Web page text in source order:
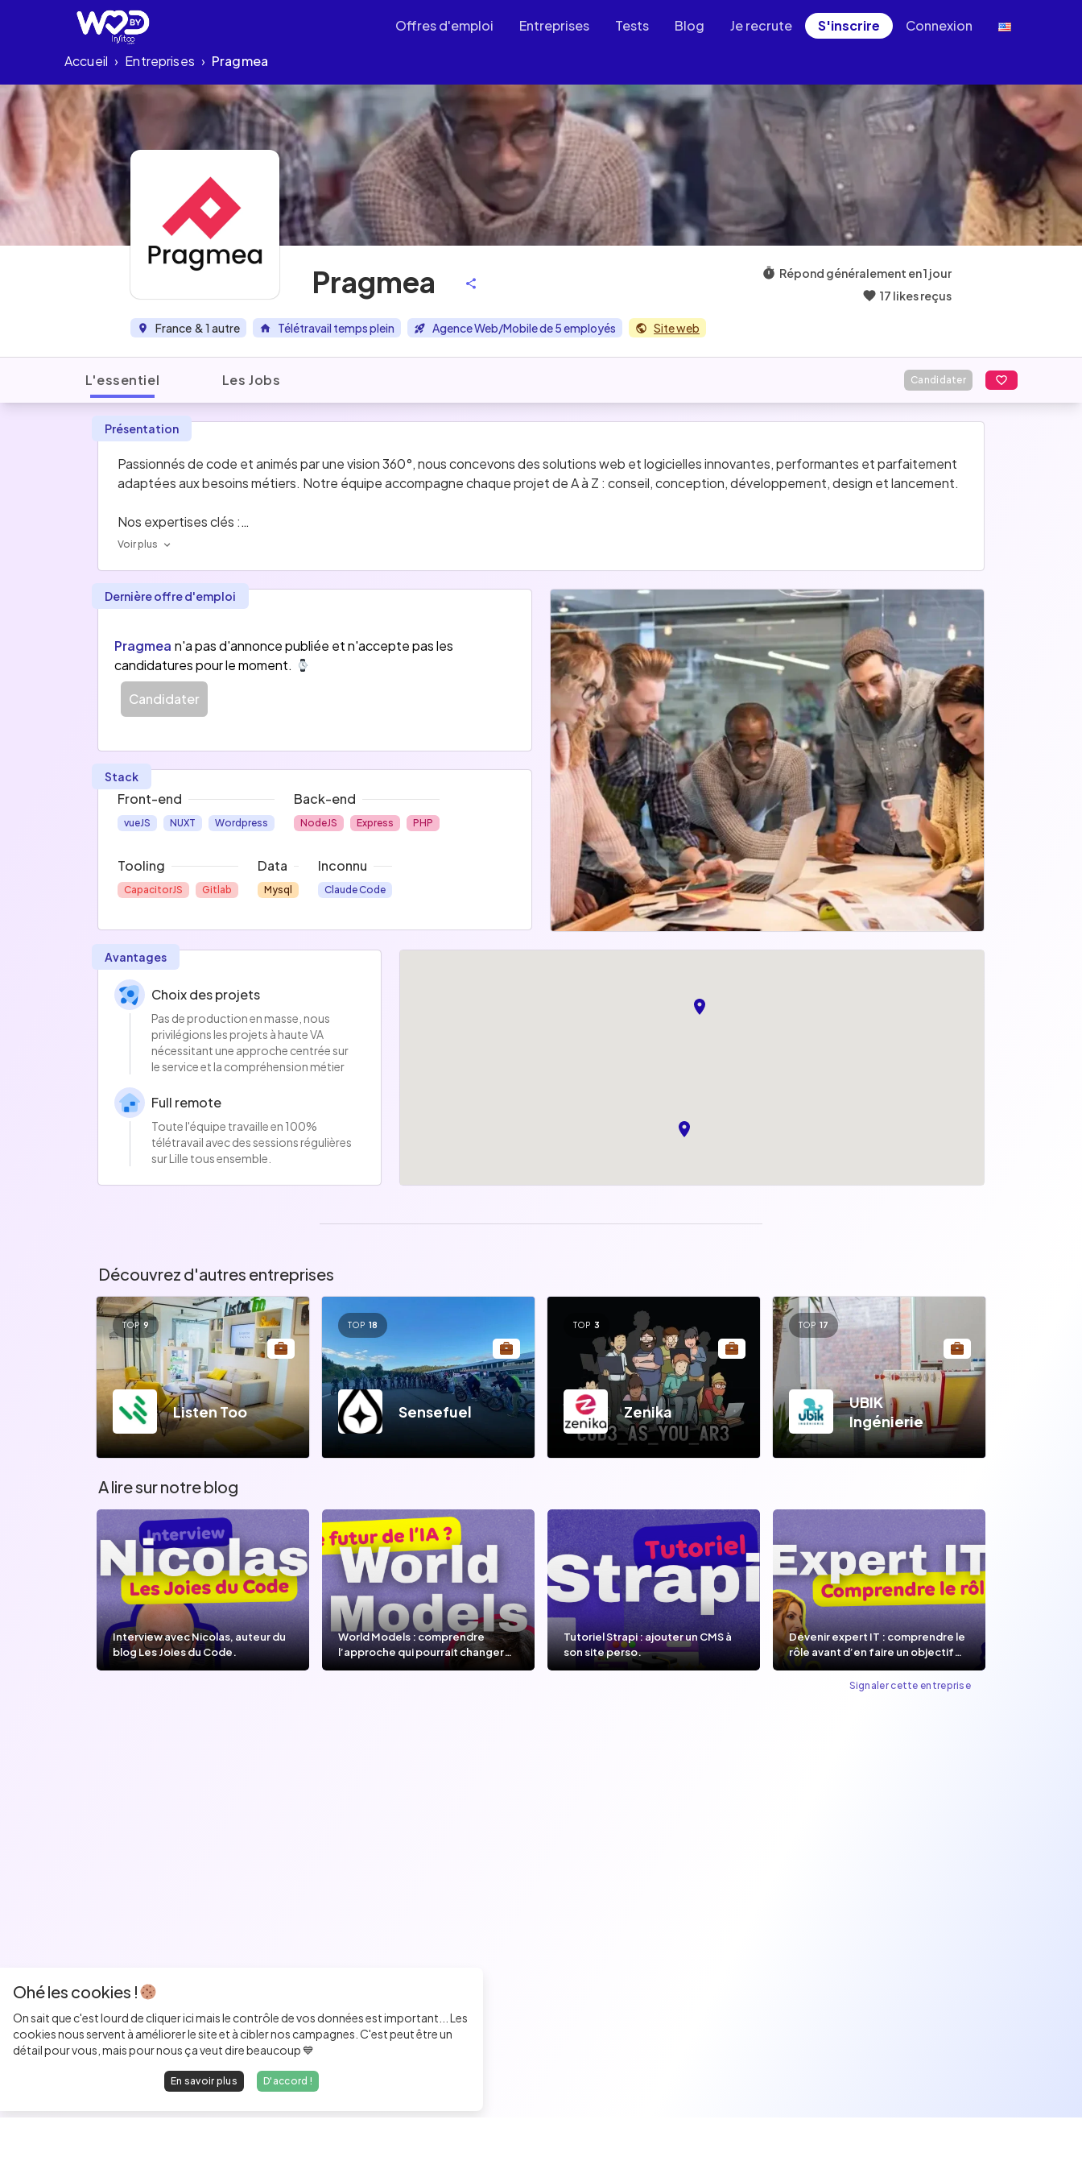
Offres d'emploi Entreprises Tests Blog Je recrute S'inscrire Connexion
Accueil › Entreprises › Pragmea
Pragmea
France & 1 autre Télétravail temps plein Agence Web/Mobile de 5 employés Site web
Répond généralement en 1 jour
17 likes reçus
L'essentiel Les Jobs Candidater
Présentation
Passionnés de code et animés par une vision 360°, nous concevons des solutions web et logicielles innovantes, performantes et parfaitement
adaptées aux besoins métiers. Notre équipe accompagne chaque projet de A à Z : conseil, conception, développement, design et lancement.
Nos expertises clés :
- Développement : sites web, applications métiers, logiciels, plateformes SaaS
- Stratégie & accompagnement : audit, conseil, optimisation, structuration de projets complexes
Voir plus
Dernière offre d'emploi
Pragmea n'a pas d'annonce publiée et n'accepte pas les
candidatures pour le moment.
Candidater
Stack
Front-end
vueJS NUXT Wordpress
Back-end
NodeJS Express PHP
Tooling
CapacitorJS Gitlab
Data
Mysql
Inconnu
Claude Code
Avantages
Choix des projets
Pas de production en masse, nous
privilégions les projets à haute VA
nécessitant une approche centrée sur
le service et la compréhension métier
Full remote
Toute l'équipe travaille en 100%
télétravail avec des sessions régulières
sur Lille tous ensemble.
Découvrez d'autres entreprises
TOP 9
Listen Too
TOP 18
Sensefuel
TOP 3
Zenika
TOP 17
UBIK
Ingénierie
A lire sur notre blog
Interview avec Nicolas, auteur du
blog Les Joies du Code.
World Models : comprendre
l’approche qui pourrait changer
Tutoriel Strapi : ajouter un CMS à
son site perso.
Devenir expert IT : comprendre le
rôle avant d’en faire un objectif
de carrière.
Signaler cette entreprise
Ohé les cookies !
On sait que c'est lourd de cliquer ici mais le contrôle de vos données est important... Les
cookies nous servent à améliorer le site et à cibler nos campagnes. C'est peut être un
détail pour vous, mais pour nous ça veut dire beaucoup 💙
En savoir plus D'accord !